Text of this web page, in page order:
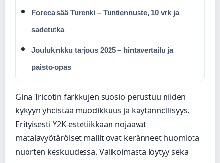
Foreca sää Turenki – Tuntiennuste, 10 vrk ja
sadetutka
Joulukinkku tarjous 2025 – hintavertailu ja
paisto-opas
Gina Tricotin farkkujen suosio perustuu niiden
kykyyn yhdistää muodikkuus ja käytännöllisyys.
Erityisesti Y2K-estetiikkaan nojaavat
matalavyötäröiset mallit ovat keränneet huomiota
nuorten keskuudessa. Valikoimasta löytyy sekä